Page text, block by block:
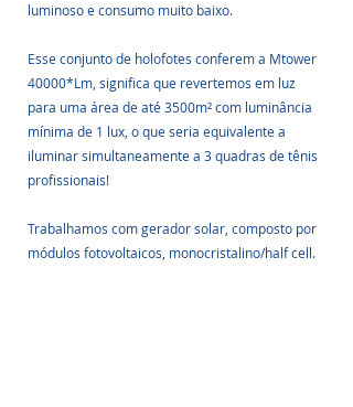
luminoso e consumo muito baixo.
Esse conjunto de holofotes conferem a Mtower
40000*Lm, significa que revertemos em luz
para uma área de até 3500m² com luminância
mínima de 1 lux, o que seria equivalente a
iluminar simultaneamente a 3 quadras de tênis
profissionais!
Trabalhamos com gerador solar, composto por
módulos fotovoltaicos, monocristalino/half cell.